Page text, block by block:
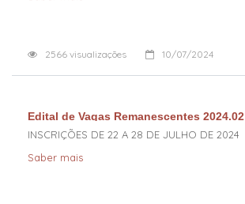
2566 visualizações 10/07/2024
Edital de Vagas Remanescentes 2024.02
INSCRIÇÕES DE 22 A 28 DE JULHO DE 2024
Saber mais